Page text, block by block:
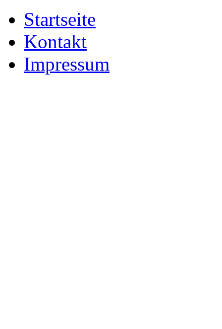
Startseite
Kontakt
Impressum